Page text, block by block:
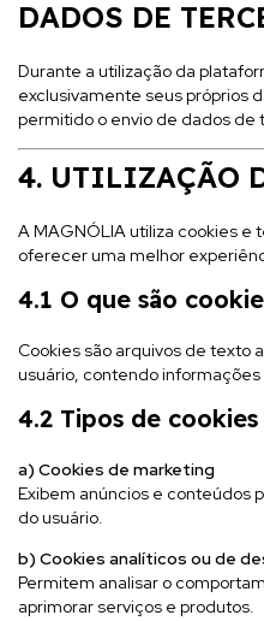
DADOS DE
Durante a utilização da
exclusivamente seus próprios
permitido o envio de dados de
4. UTILIZAÇÃO
A MAGNÓLIA utiliza cookies e
oferecer uma melhor
4.1 O que são
Cookies são arquivos de texto
usuário, contendo
4.2 Tipos de
a) Cookies de marketing
Exibem anúncios e conteúdos
do usuário.
b) Cookies analíticos ou de
Permitem analisar o
aprimorar serviços e produtos.